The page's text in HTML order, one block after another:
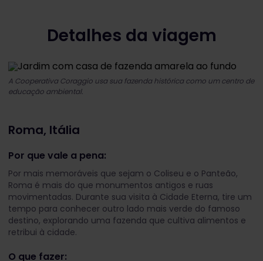
Detalhes da viagem
A Cooperativa Coraggio usa sua fazenda histórica como um centro de
educação ambiental.
Roma, Itália
Por que vale a pena:
Por mais memoráveis que sejam o Coliseu e o Panteão,
Roma é mais do que monumentos antigos e ruas
movimentadas. Durante sua visita à Cidade Eterna, tire um
tempo para conhecer outro lado mais verde do famoso
destino, explorando uma fazenda que cultiva alimentos e
retribui à cidade.
O que fazer: